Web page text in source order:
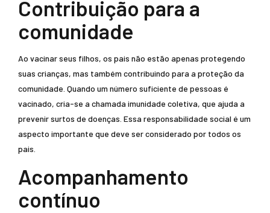
Contribuição para a
comunidade
Ao vacinar seus filhos, os pais não estão apenas protegendo
suas crianças, mas também contribuindo para a proteção da
comunidade. Quando um número suficiente de pessoas é
vacinado, cria-se a chamada imunidade coletiva, que ajuda a
prevenir surtos de doenças. Essa responsabilidade social é um
aspecto importante que deve ser considerado por todos os
pais.
Acompanhamento
contínuo